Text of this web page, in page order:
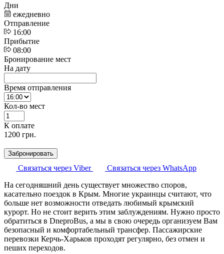
Дни
ежедневно
Отправление
16:00
Прибытие
08:00
Бронирование мест
На дату
Время отправления
Кол-во мест
К оплате
1200 грн.
Забронировать
Связаться через Viber
Связаться через WhatsApp
На сегодняшний день существует множество споров,
касательно поездок в Крым. Многие украинцы считают, что
больше нет возможности отведать любимый крымский
курорт. Но не стоит верить этим заблуждениям. Нужно просто
обратиться в DneproBus, а мы в свою очередь организуем Вам
безопасный и комфортабельный трансфер. Пассажирские
перевозки Керчь-Харьков проходят регулярно, без отмен и
пеших переходов.